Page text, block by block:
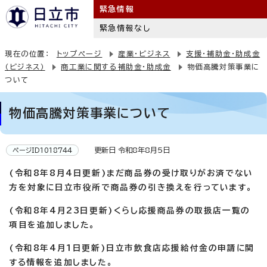
緊急情報
緊急情報なし
現在の位置： トップページ 産業・ビジネス
支援・補助金・助成金
（ビジネス）
商工業に関する補助金・助成金
物価高騰対策事業に
ついて
物価高騰対策事業について
ページID1018744 更新日 令和8年8月5日
(令和8年8月4日更新)まだ商品券の受け取りがお済でない
方を対象に日立市役所で商品券の引き換えを行っています。
(令和8年4月23日更新)くらし応援商品券の取扱店一覧の
項目を追加しました。
(令和8年4月1日更新)日立市飲食店応援給付金の申請に関
する情報を追加しました。